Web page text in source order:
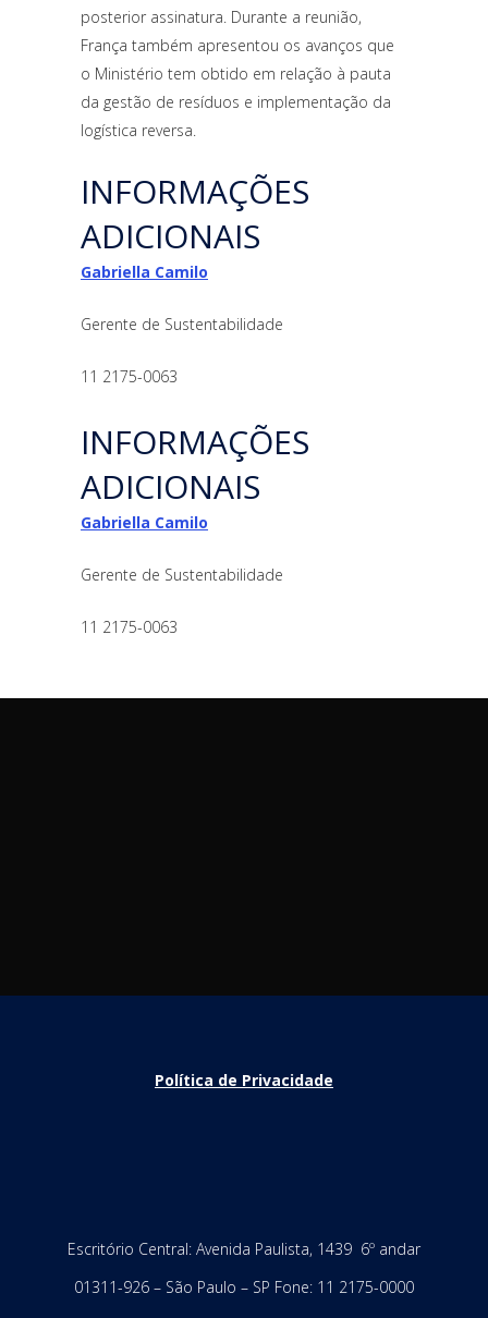
posterior assinatura. Durante a reunião,
França também apresentou os avanços que
o Ministério tem obtido em relação à pauta
da gestão de resíduos e implementação da
logística reversa.
INFORMAÇÕES
ADICIONAIS
Gabriella Camilo
Gerente de Sustentabilidade
11 2175-0063
INFORMAÇÕES
ADICIONAIS
Gabriella Camilo
Gerente de Sustentabilidade
11 2175-0063
Política de Privacidade
Escritório Central: Avenida Paulista, 1439 6º andar
01311-926 – São Paulo – SP Fone: 11 2175-0000